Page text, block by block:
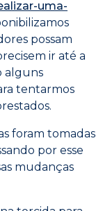
uma-
possam
ir até a
alguns
tentarmos
foram tomadas
por esse
mudanças